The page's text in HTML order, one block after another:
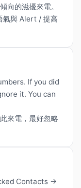
向的滋擾來電。
氣與 Alert / 提高
If you did
it. You can
來電，最好忽略
Contacts →